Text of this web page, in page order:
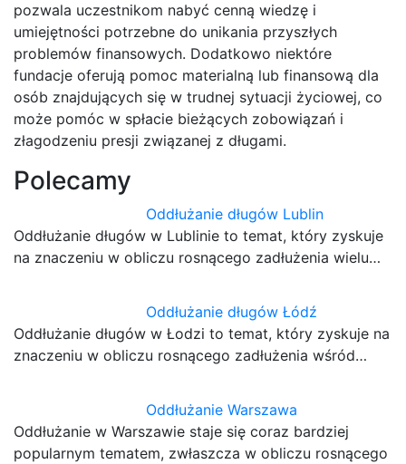
pozwala uczestnikom nabyć cenną wiedzę i
umiejętności potrzebne do unikania przyszłych
problemów finansowych. Dodatkowo niektóre
fundacje oferują pomoc materialną lub finansową dla
osób znajdujących się w trudnej sytuacji życiowej, co
może pomóc w spłacie bieżących zobowiązań i
złagodzeniu presji związanej z długami.
Polecamy
Oddłużanie długów Lublin
Oddłużanie długów w Lublinie to temat, który zyskuje
na znaczeniu w obliczu rosnącego zadłużenia wielu…
Oddłużanie długów Łódź
Oddłużanie długów w Łodzi to temat, który zyskuje na
znaczeniu w obliczu rosnącego zadłużenia wśród…
Oddłużanie Warszawa
Oddłużanie w Warszawie staje się coraz bardziej
popularnym tematem, zwłaszcza w obliczu rosnącego